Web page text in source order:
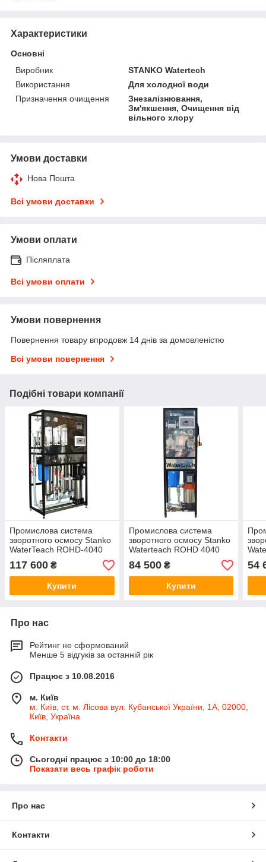
Характеристики
Основні
Виробник
STANKO Watertech
Використання
Для холодної води
Призначення очищення
Знезалізнювання,
Зм'якшення, Очищення від
вільного хлору
Умови доставки
Нова Пошта
Всі умови доставки
Умови оплати
Післяплата
Всі умови оплати
Умови повернення
Повернення товару впродовж 14 днів за домовленістю
Всі умови повернення
Подібні товари компанії
Промислова система
зворотного осмосу Stanko
WaterTeach ROHD-4040
STANDARD (4 мембрани)
117 600 ₴
Купити
Промислова система
зворотного осмосу Stanko
Waterteach ROHD 4040
Prom (1 мембрана)
84 500₴
Купити
54
Про нас
Рейтинг не сформований
Менше 5 відгуків за останній рік
Працює з 10.08.2016
м. Київ
м. Київ, ст. м. Лісова вул. Кубанської України, 1А, 02000,
Київ, Україна
Контакти
Сьогодні працює з 10:00 до 18:00
Показати весь графік роботи
Про нас
Контакти